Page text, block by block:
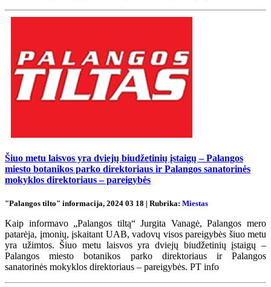
Šiuo metu laisvos yra dviejų biudžetinių įstaigų – Palangos
miesto botanikos parko direktoriaus ir Palangos sanatorinės
mokyklos direktoriaus – pareigybės
"Palangos tilto" informacija, 2024 03 18 | Rubrika: Miestas
Kaip informavo „Palangos tiltą“ Jurgita Vanagė, Palangos mero
patarėja, įmonių, įskaitant UAB, vadovų visos pareigybės šiuo metu
yra užimtos. Šiuo metu laisvos yra dviejų biudžetinių įstaigų –
Palangos miesto botanikos parko direktoriaus ir Palangos
sanatorinės mokyklos direktoriaus – pareigybės. PT info